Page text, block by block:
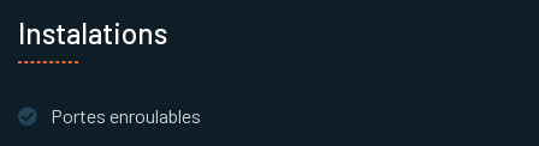
Instalations
Portes enroulables